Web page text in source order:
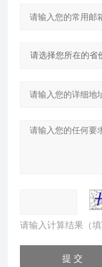
请输入计算结果（